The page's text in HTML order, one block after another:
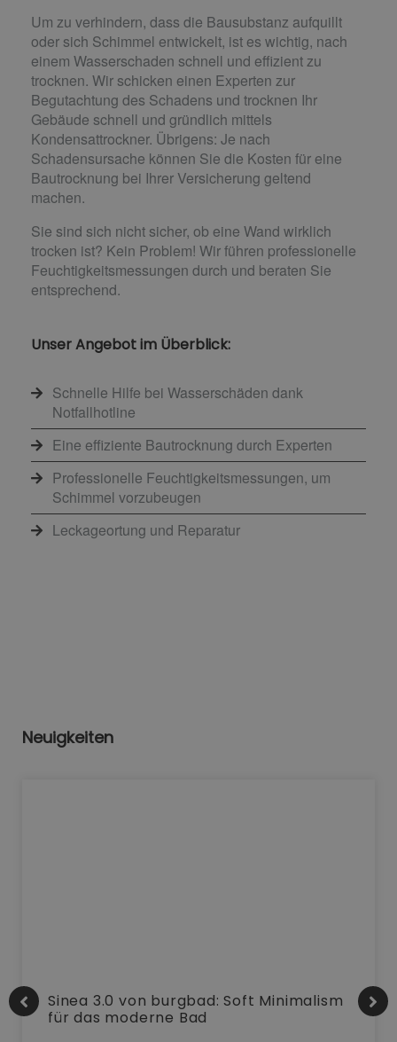
Um zu verhindern, dass die Bausubstanz aufquillt
oder sich Schimmel entwickelt, ist es wichtig, nach
einem Wasserschaden schnell und effizient zu
trocknen. Wir schicken einen Experten zur
Begutachtung des Schadens und trocknen Ihr
Gebäude schnell und gründlich mittels
Kondensattrockner. Übrigens: Je nach
Schadensursache können Sie die Kosten für eine
Bautrocknung bei Ihrer Versicherung geltend
machen.
Sie sind sich nicht sicher, ob eine Wand wirklich
trocken ist? Kein Problem! Wir führen professionelle
Feuchtigkeitsmessungen durch und beraten Sie
entsprechend.
Unser Angebot im Überblick:
Schnelle Hilfe bei Wasserschäden dank
Notfallhotline
Eine effiziente Bautrocknung durch Experten
Professionelle Feuchtigkeitsmessungen, um
Schimmel vorzubeugen
Leckageortung und Reparatur
Neuigkeiten
Sinea 3.0 von burgbad: Soft Minimalism
für das moderne Bad